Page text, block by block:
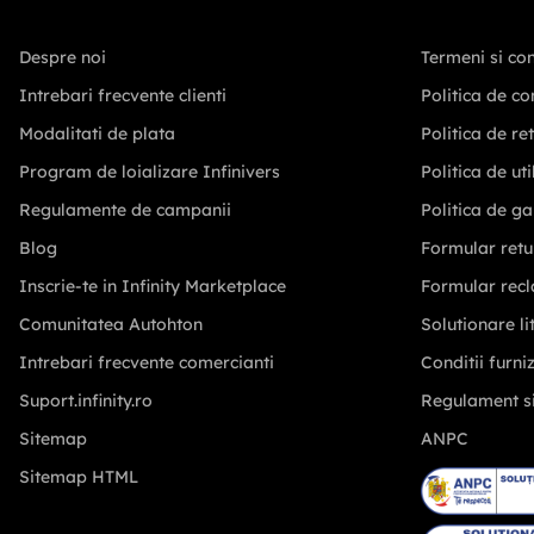
Despre noi
Intrebari frecvente clienti
Modalitati de plata
Program de loializare Infinivers
Regulamente de campanii
Blog
Inscrie-te in Infinity Marketplace
Comunitatea Autohton
Intrebari frecvente comercianti
Suport.infinity.ro
Sitemap
Sitemap HTML
Termeni si
Politica de
Politica de
Politica de
Politica de
Formular
Formular
Solutionare
Conditii
Regulament
ANPC